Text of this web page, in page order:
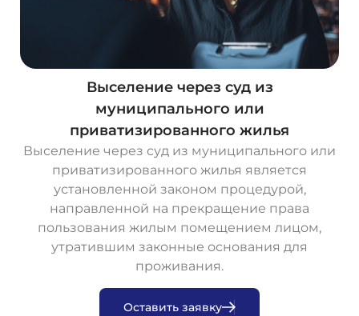
Выселение через суд из
муниципального или
приватизированного жилья
Выселение через суд из муниципального или
приватизированного жилья является
установленной законом процедурой,
направленной на прекращение права
пользования жилым помещением лицом,
утратившим законные основания для
проживания.
Оставить заявку